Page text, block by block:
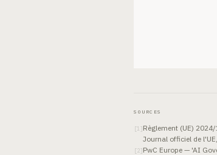
SOURCES
[1 ]Règlement (UE)
Journal officiel de
[2]PwC Europe — 'AI